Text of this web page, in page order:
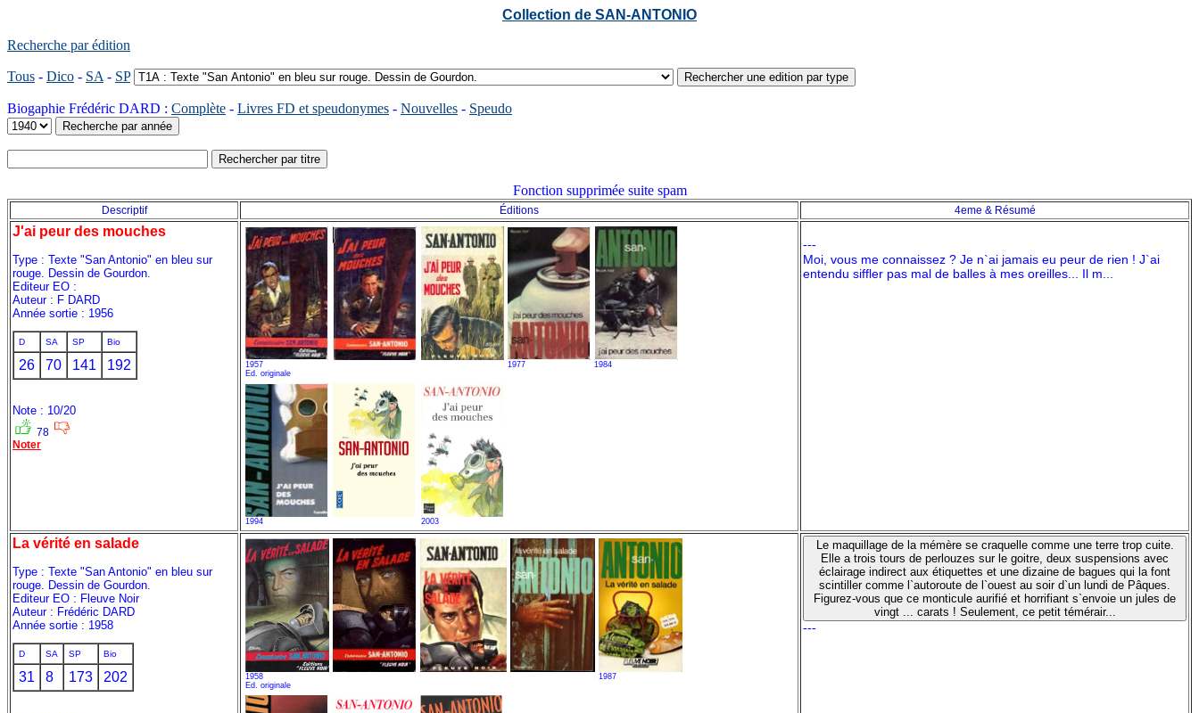
Collection de SAN-ANTONIO
Recherche par édition
Tous - Dico - SA - SP
Biogaphie Frédéric DARD : Complète - Livres FD et speudonymes - Nouvelles - Speudo
Fonction supprimée suite spam
Descriptif Éditions 4eme & Résumé
J'ai peur des mouches
Type : Texte "San Antonio" en bleu sur
rouge. Dessin de Gourdon.
Editeur EO :
Auteur : F DARD
Année sortie : 1956
D SA SP Bio
26 70 141 192
Note : 10/20
78
Noter
1957
Ed. originale
1977 1984
1994 2003
---
Moi, vous me connaissez ? Je n`ai jamais eu peur de rien ! J`ai
entendu siffler pas mal de balles à mes oreilles... Il m...
La vérité en salade
Type : Texte "San Antonio" en bleu sur
rouge. Dessin de Gourdon.
Editeur EO : Fleuve Noir
Auteur : Frédéric DARD
Année sortie : 1958
D SA SP Bio
31 8 173 202
1958
Ed. originale
1987
Le maquillage de la mémère se craquelle comme une terre trop cuite.
Elle a trois tours de perlouzes sur le goitre, deux suspensions avec
éclairage indirect aux étiquettes et une dizaine de bagues qui la font
scintiller comme l`autoroute de l`ouest au soir d`un lundi de Pâques.
Figurez-vous que ce monticule aurifié et horrifiant s`envoie un jules de
vingt ... carats ! Seulement, ce petit témérair...
---